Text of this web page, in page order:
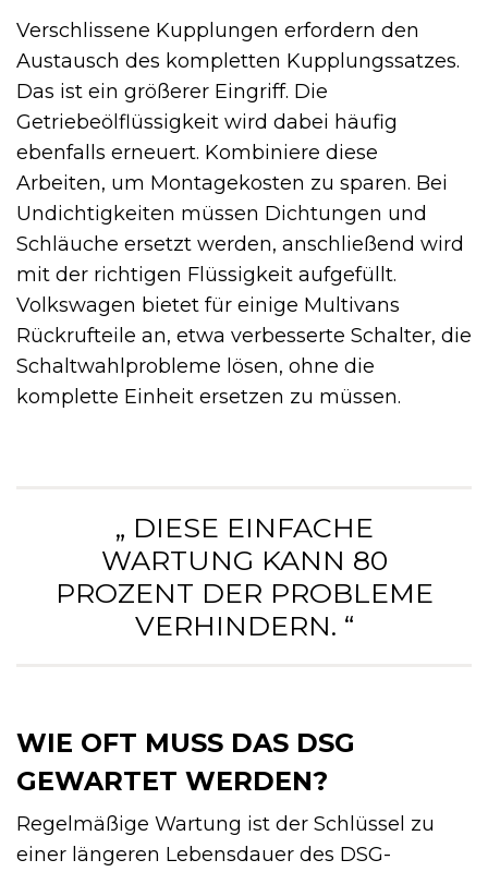
Verschlissene Kupplungen erfordern den
Austausch des kompletten Kupplungssatzes.
Das ist ein größerer Eingriff. Die
Getriebeölflüssigkeit wird dabei häufig
ebenfalls erneuert. Kombiniere diese
Arbeiten, um Montagekosten zu sparen. Bei
Undichtigkeiten müssen Dichtungen und
Schläuche ersetzt werden, anschließend wird
mit der richtigen Flüssigkeit aufgefüllt.
Volkswagen bietet für einige Multivans
Rückrufteile an, etwa verbesserte Schalter, die
Schaltwahlprobleme lösen, ohne die
komplette Einheit ersetzen zu müssen.
„ DIESE EINFACHE
WARTUNG KANN 80
PROZENT DER PROBLEME
VERHINDERN. “
WIE OFT MUSS DAS DSG
GEWARTET WERDEN?
Regelmäßige Wartung ist der Schlüssel zu
einer längeren Lebensdauer des DSG-